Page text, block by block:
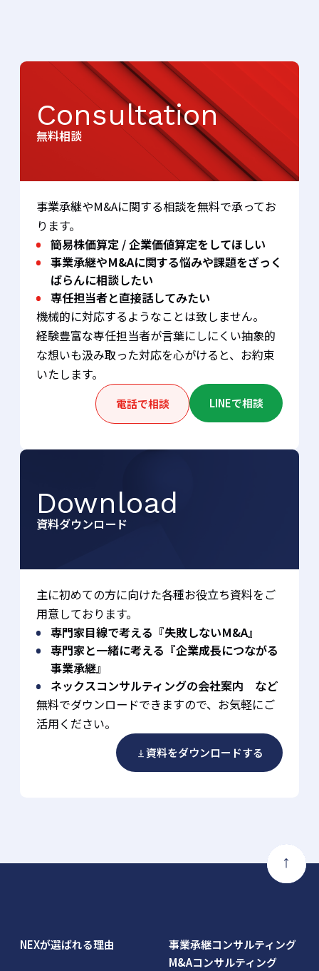
Consultation
無料相談
事業承継やM&Aに関する相談を無料で承ってお
ります。
簡易株価算定 / 企業価値算定をしてほしい
事業承継やM&Aに関する悩みや課題をざっく
ばらんに相談したい
専任担当者と直接話してみたい
機械的に対応するようなことは致しません。
経験豊富な専任担当者が言葉にしにくい抽象的
な想いも汲み取った対応を心がけると、お約束
いたします。
電話で相談 LINEで相談
Download
資料ダウンロード
主に初めての方に向けた各種お役立ち資料をご
用意しております。
専門家目線で考える『失敗しないM&A』
専門家と一緒に考える『企業成長につながる
事業承継』
ネックスコンサルティングの会社案内 など
無料でダウンロードできますので、お気軽にご
活用ください。
資料をダウンロードする
NEXが選ばれる理由
事業承継コンサルティング
M&Aコンサルティング